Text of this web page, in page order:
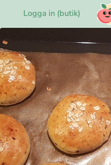
Logga in (butik)